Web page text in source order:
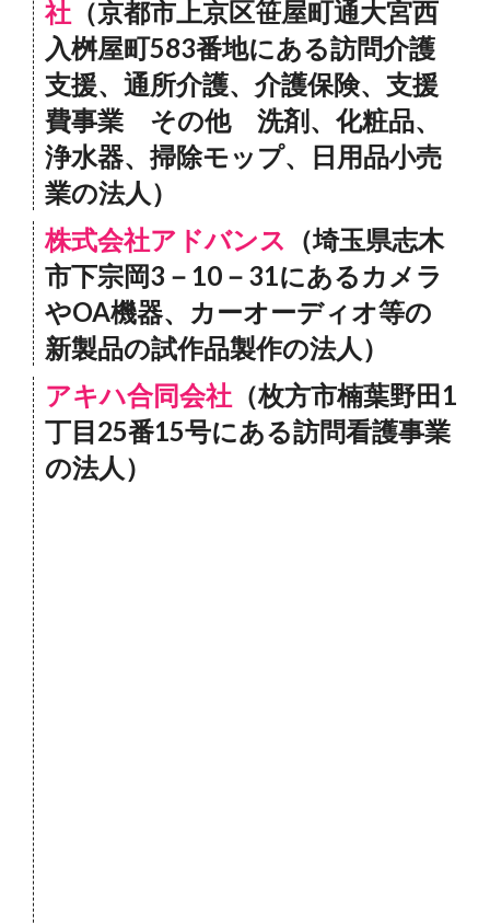
社 （京都市上京区笹屋町通大宮西
入桝屋町583番地にある訪問介護
支援、通所介護、介護保険、支援
費事業 その他 洗剤、化粧品、
浄水器、掃除モップ、日用品小売
業の法人）
株式会社アドバンス
（埼玉県志木
市下宗岡3－10－31にあるカメラ
やOA機器、カーオーディオ等の
新製品の試作品製作の法人）
アキハ合同会社 （枚方市楠葉野田1
丁目25番15号にある訪問看護事業
の法人）